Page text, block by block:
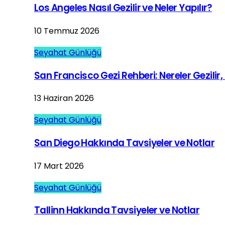
Los Angeles Nasıl Gezilir ve Neler Yapılır?
10 Temmuz 2026
Seyahat Günlüğü
San Francisco Gezi Rehberi: Nereler Gezilir,
13 Haziran 2026
Seyahat Günlüğü
San Diego Hakkında Tavsiyeler ve Notlar
17 Mart 2026
Seyahat Günlüğü
Tallinn Hakkında Tavsiyeler ve Notlar